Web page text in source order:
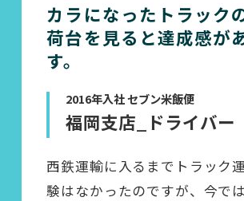
カラになったトラック
荷台を見ると達成感が
す。
2016年入社 セブン米飯便
福岡支店_ドライバー
西鉄運輸に入るまでトラック
験はなかったのですが、今で